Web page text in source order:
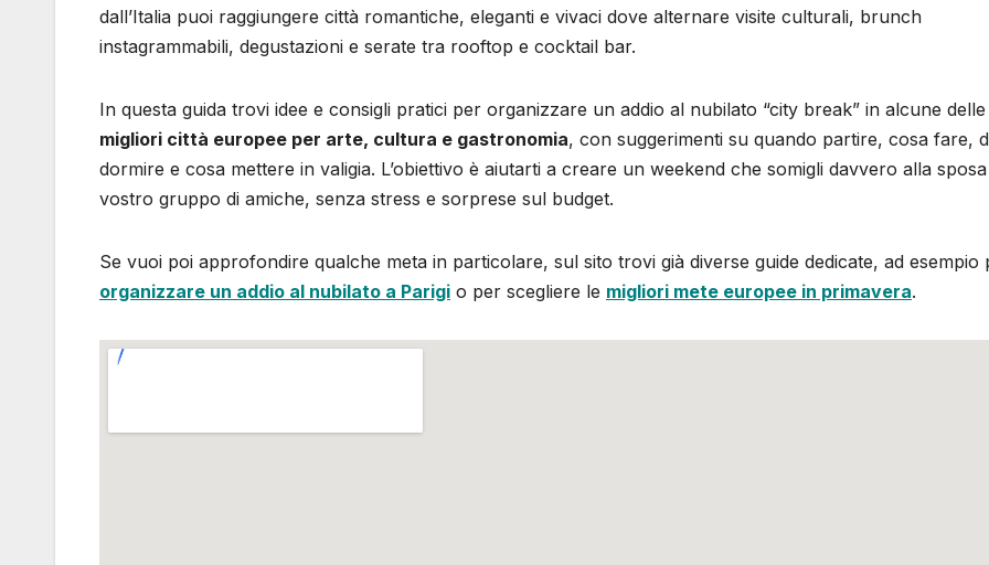
dall’Italia puoi raggiungere città romantiche, eleganti e vivaci dove alternare visite culturali, brunch
instagrammabili, degustazioni e serate tra rooftop e cocktail bar.
In questa guida trovi idee e consigli pratici per organizzare un addio al nubilato “city break” in alcune delle
migliori città europee per arte, cultura e gastronomia, con suggerimenti su quando partire, cosa fare,
dormire e cosa mettere in valigia. L’obiettivo è aiutarti a creare un weekend che somigli davvero alla
vostro gruppo di amiche, senza stress e sorprese sul budget.
Se vuoi poi approfondire qualche meta in particolare, sul sito trovi già diverse guide dedicate, ad esempio
organizzare un addio al nubilato a Parigi o per scegliere le migliori mete europee in primavera.